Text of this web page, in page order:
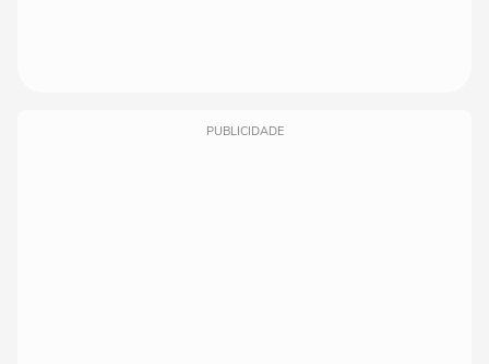
PUBLICIDADE